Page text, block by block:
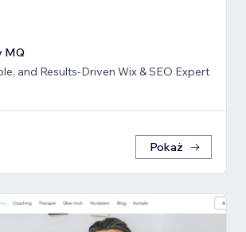
MQ
and Results-Driven Wix & SEO Expert
Pokaż